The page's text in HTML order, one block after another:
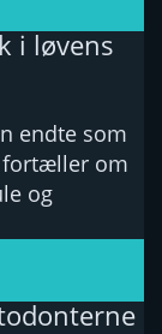
i løvens
endte som
fortæller om
og